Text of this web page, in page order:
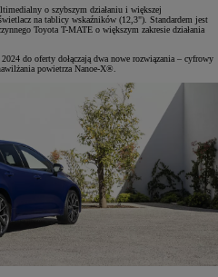
o szybszym działaniu i większej
na tablicy wskaźników (12,3"). Standardem jest
Toyota T-MATE o większym zakresie działania
do oferty dołączają dwa nowe rozwiązania – cyfrowy
powietrza Nanoe-X®.